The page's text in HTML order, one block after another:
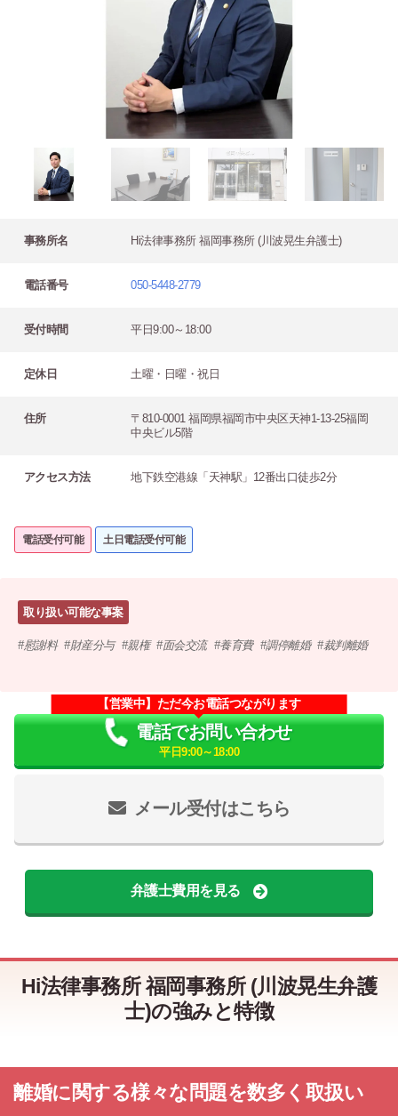
事務所名 Hi法律事務所 福岡事務所 (川波晃生弁護士)
電話番号 050-5448-2779
受付時間 平日9:00～18:00
定休日 土曜・日曜・祝日
住所
〒810-0001 福岡県福岡市中央区天神1-13-25福岡
中央ビル5階
アクセス方法 地下鉄空港線「天神駅」12番出口徒歩2分
電話受付可能 土日電話受付可能
取り扱い可能な事案
慰謝料 財産分与 親権 面会交流 養育費 調停離婚 裁判離婚
メール受付はこちら
【営業中】ただ今お電話つながります
電話でお問い合わせ
平日9:00～18:00
弁護士費用を見る
Hi法律事務所 福岡事務所 (川波晃生弁護
士)の強みと特徴
離婚に関する様々な問題を数多く取扱い